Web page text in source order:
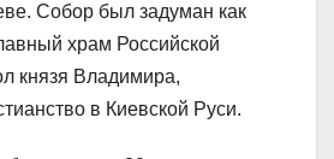
Собор был задуман как
храм Российской
князя Владимира,
в Киевской Руси.